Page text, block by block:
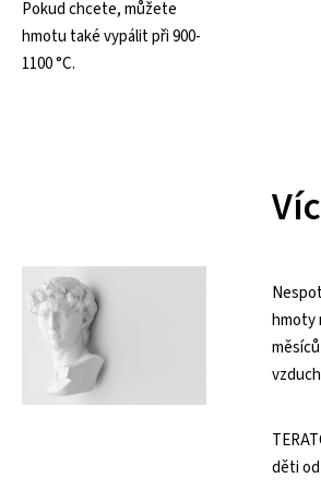
Pokud chcete, můžete
hmotu také vypálit při 900-
1100 °C.
hmoty
děti